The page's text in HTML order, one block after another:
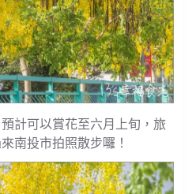
計可以賞花至六月上旬，旅
南投市拍照散步囉！